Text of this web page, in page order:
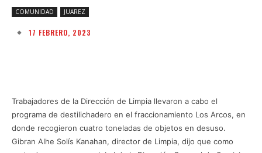
COMUNIDAD JUAREZ
17 FEBRERO, 2023
Trabajadores de la Dirección de Limpia llevaron a cabo el
programa de destilichadero en el fraccionamiento Los Arcos, en
donde recogieron cuatro toneladas de objetos en desuso.
Gibran Alhe Solís Kanahan, director de Limpia, dijo que como